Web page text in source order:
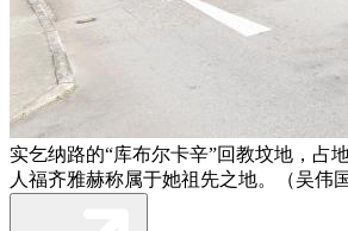
实乞纳路的“库布尔卡辛”回教坟地，占
人福齐雅赫称属于她祖先之地。（吴伟国